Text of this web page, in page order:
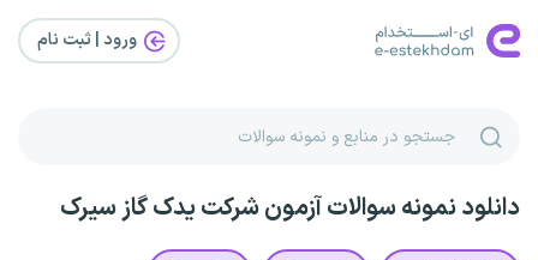
ورود | ثبت‌ نام
دانلود نمونه سوالات آزمون شرکت یدک گاز سیرک